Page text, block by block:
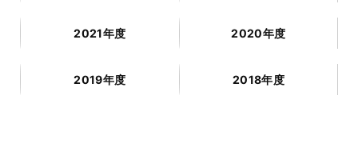
2021年度 2020年度
2019年度 2018年度